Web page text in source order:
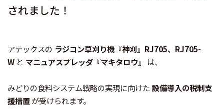
されました！
アテックスの ラジコン草刈り機『神刈』RJ705、RJ705-
W と マニュアスプレッダ『マキタロウ』 は、
みどりの食料システム戦略の実現に向けた 設備導入の税制支
援措置が受けられます。